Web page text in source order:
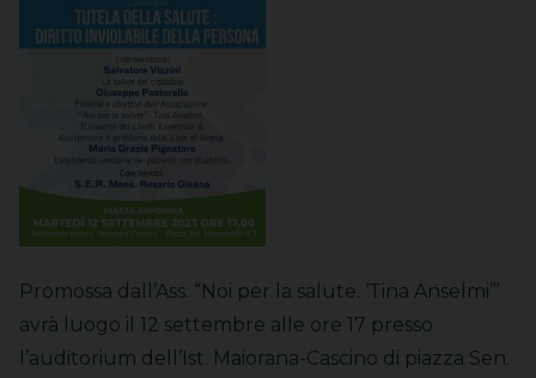
Promossa dall’Ass. “Noi per la salute. ‘Tina Anselmi’”
avrà luogo il 12 settembre alle ore 17 presso
l’auditorium dell’Ist. Maiorana-Cascino di piazza Sen.